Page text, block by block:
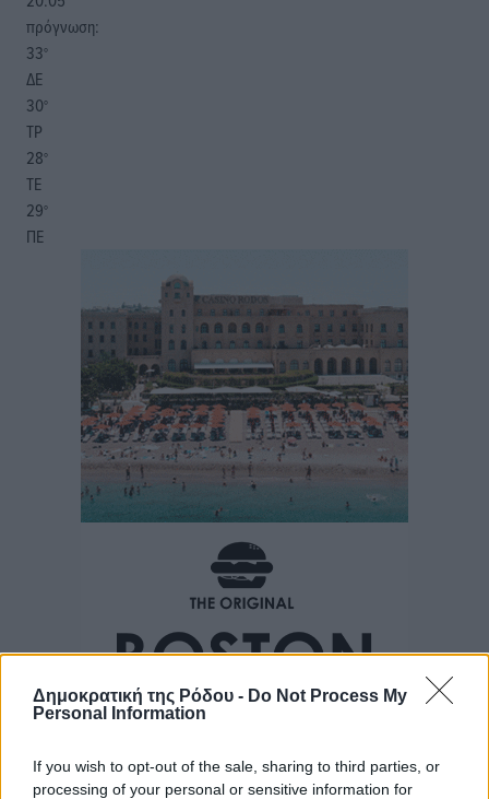
Δημοκρατική της Ρόδου - Do Not Process My
Personal Information
If you wish to opt-out of the sale, sharing to third parties, or
processing of your personal or sensitive information for
πρόγνωση:
33°
ΔΕ
30°
ΤΡ
28°
ΤΕ
29°
ΠΕ